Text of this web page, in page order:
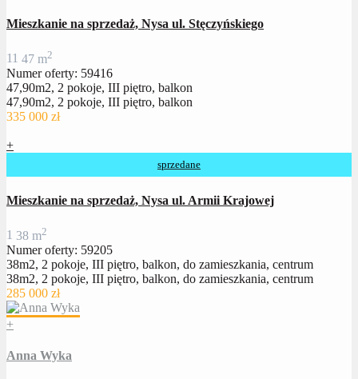
Mieszkanie na sprzedaż, Nysa ul. Stęczyńskiego
11 47 m2
Numer oferty: 59416
47,90m2, 2 pokoje, III piętro, balkon
47,90m2, 2 pokoje, III piętro, balkon
335 000 zł
+
sprzedane
Mieszkanie na sprzedaż, Nysa ul. Armii Krajowej
1 38 m2
Numer oferty: 59205
38m2, 2 pokoje, III piętro, balkon, do zamieszkania, centrum
38m2, 2 pokoje, III piętro, balkon, do zamieszkania, centrum
285 000 zł
+
Anna Wyka